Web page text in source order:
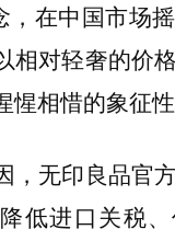
，在中国市场
相对轻奢的价
相惜的象征性
，无印良品官
低进口关税